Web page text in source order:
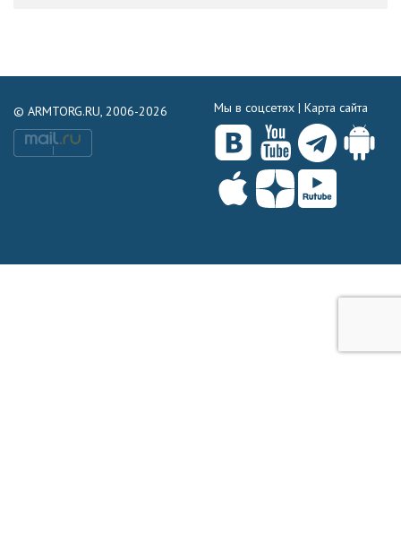
© ARMTORG.RU, 2006-2026 Мы в соцсетях | Карта сайта